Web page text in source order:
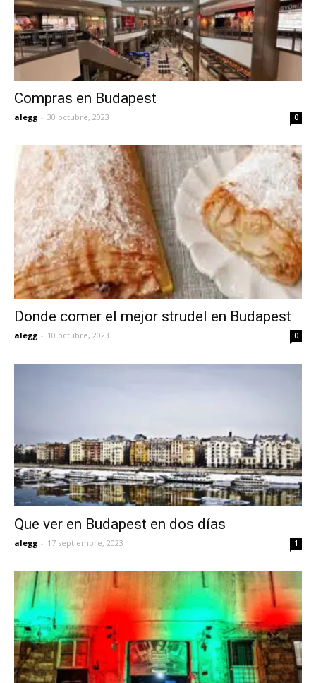
Compras en Budapest
alegg - 30 octubre, 2023 0
Donde comer el mejor strudel en Budapest
alegg - 10 octubre, 2023 0
Que ver en Budapest en dos días
alegg - 17 septiembre, 2023 1